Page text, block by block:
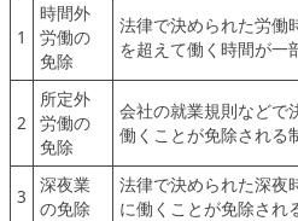
1
時間外
労働の
免除
法律で決められた労働
を超えて働く時間が一
2
所定外
労働の
免除
会社の就業規則などで
働くことが免除される
3
深夜業
の免除
法律で決められた深夜
に働くことが免除され